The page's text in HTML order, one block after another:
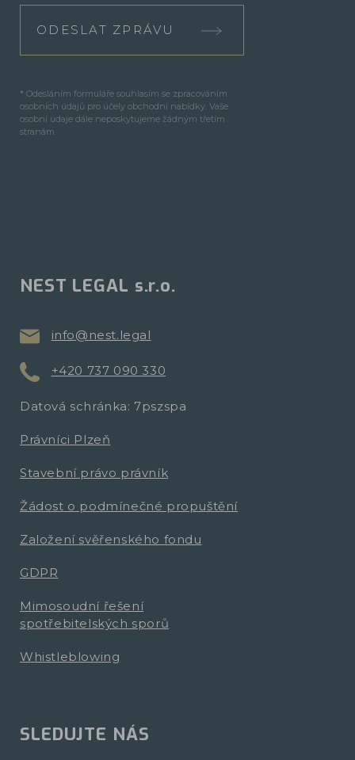
ODESLAT ZPRÁVU
* Odesláním formuláře souhlasím se zpracováním
osobních údajů pro účely obchodní nabídky. Vaše
osobní údaje dále neposkytujeme žádným třetím
stranám.
NEST LEGAL s.r.o.
info@nest.legal
+420 737 090 330
Datová schránka: 7pszspa
Právníci Plzeň
Stavební právo právník
Žádost o podmínečné propuštění
Založení svěřenského fondu
GDPR
Mimosoudní řešení
spotřebitelských sporů
Whistleblowing
SLEDUJTE NÁS